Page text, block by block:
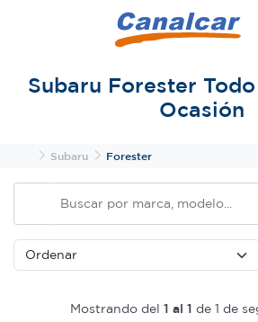
Subaru Forester
Ocasión
InicioSubaru Forester
Mostrando del 1 al 1 de 1 de